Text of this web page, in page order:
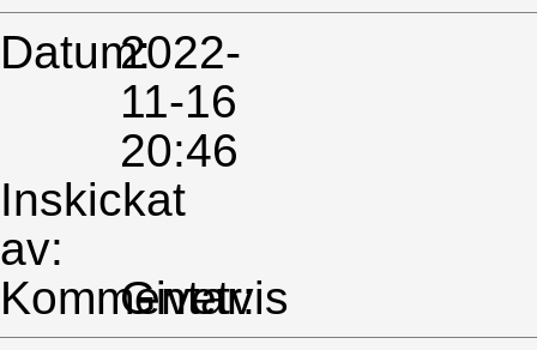
Datum:2022-
11-16
20:46
Inskickat
av:
Kommentar:
Givetvis